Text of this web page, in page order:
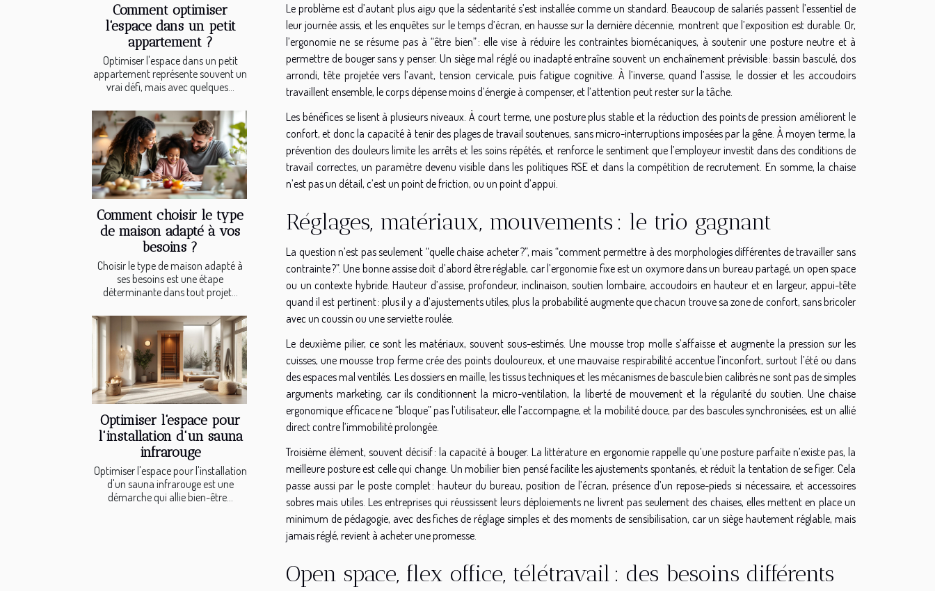
Comment optimiser
l'espace dans un petit
appartement ?
Optimiser l'espace dans un petit
appartement représente souvent un
vrai défi, mais avec quelques...
Comment choisir le type
de maison adapté à vos
besoins ?
Choisir le type de maison adapté à
ses besoins est une étape
déterminante dans tout projet...
Optimiser l'espace pour
l'installation d'un sauna
infrarouge
Optimiser l'espace pour l'installation
d'un sauna infrarouge est une
démarche qui allie bien-être...
Le problème est d’autant plus aigu que la sédentarité s’est installée comme un standard. Beaucoup de salariés passent l’essentiel de
leur journée assis, et les enquêtes sur le temps d’écran, en hausse sur la dernière décennie, montrent que l’exposition est durable. Or,
l’ergonomie ne se résume pas à “être bien” : elle vise à réduire les contraintes biomécaniques, à soutenir une posture neutre et à
permettre de bouger sans y penser. Un siège mal réglé ou inadapté entraîne souvent un enchaînement prévisible : bassin basculé, dos
arrondi, tête projetée vers l’avant, tension cervicale, puis fatigue cognitive. À l’inverse, quand l’assise, le dossier et les accoudoirs
travaillent ensemble, le corps dépense moins d’énergie à compenser, et l’attention peut rester sur la tâche.
Les bénéfices se lisent à plusieurs niveaux. À court terme, une posture plus stable et la réduction des points de pression améliorent le
confort, et donc la capacité à tenir des plages de travail soutenues, sans micro-interruptions imposées par la gêne. À moyen terme, la
prévention des douleurs limite les arrêts et les soins répétés, et renforce le sentiment que l’employeur investit dans des conditions de
travail correctes, un paramètre devenu visible dans les politiques RSE et dans la compétition de recrutement. En somme, la chaise
n’est pas un détail, c’est un point de friction, ou un point d’appui.
Réglages, matériaux, mouvements : le trio gagnant
La question n’est pas seulement “quelle chaise acheter ?”, mais “comment permettre à des morphologies différentes de travailler sans
contrainte ?”. Une bonne assise doit d’abord être réglable, car l’ergonomie fixe est un oxymore dans un bureau partagé, un open space
ou un contexte hybride. Hauteur d’assise, profondeur, inclinaison, soutien lombaire, accoudoirs en hauteur et en largeur, appui-tête
quand il est pertinent : plus il y a d’ajustements utiles, plus la probabilité augmente que chacun trouve sa zone de confort, sans bricoler
avec un coussin ou une serviette roulée.
Le deuxième pilier, ce sont les matériaux, souvent sous-estimés. Une mousse trop molle s’affaisse et augmente la pression sur les
cuisses, une mousse trop ferme crée des points douloureux, et une mauvaise respirabilité accentue l’inconfort, surtout l’été ou dans
des espaces mal ventilés. Les dossiers en maille, les tissus techniques et les mécanismes de bascule bien calibrés ne sont pas de simples
arguments marketing, car ils conditionnent la micro-ventilation, la liberté de mouvement et la régularité du soutien. Une chaise
ergonomique efficace ne “bloque” pas l’utilisateur, elle l’accompagne, et la mobilité douce, par des bascules synchronisées, est un allié
direct contre l’immobilité prolongée.
Troisième élément, souvent décisif : la capacité à bouger. La littérature en ergonomie rappelle qu’une posture parfaite n’existe pas, la
meilleure posture est celle qui change. Un mobilier bien pensé facilite les ajustements spontanés, et réduit la tentation de se figer. Cela
passe aussi par le poste complet : hauteur du bureau, position de l’écran, présence d’un repose-pieds si nécessaire, et accessoires
sobres mais utiles. Les entreprises qui réussissent leurs déploiements ne livrent pas seulement des chaises, elles mettent en place un
minimum de pédagogie, avec des fiches de réglage simples et des moments de sensibilisation, car un siège hautement réglable, mais
jamais réglé, revient à acheter une promesse.
Open space, flex office, télétravail : des besoins différents